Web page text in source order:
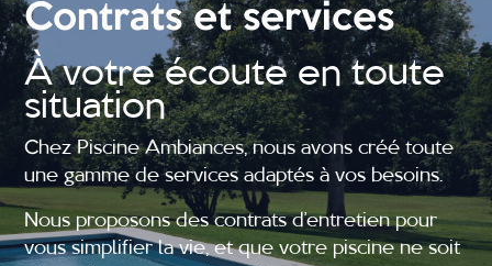
Contrats et services
À votre écoute en toute
situation
Chez Piscine Ambiances, nous avons créé toute
une gamme de services adaptés à vos besoins.
Nous proposons des contrats d’entretien pour
vous simplifier la vie, et que votre piscine ne soit